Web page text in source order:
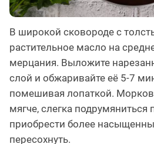
В широкой сковороде с
растительное масло на
мерцания. Выложите
слой и обжаривайте её 5-7
помешивая лопаткой.
мягче, слегка подрумяниться
приобрести более
пересохнуть.